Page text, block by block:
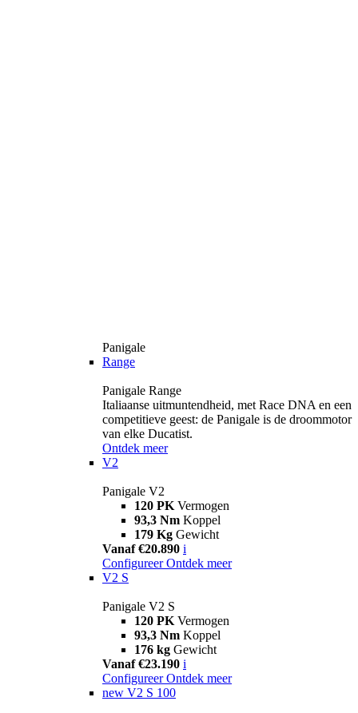
Panigale
Range
Panigale Range
Italiaanse uitmuntendheid, met Race DNA en een
competitieve geest: de Panigale is de droommotor
van elke Ducatist.
Ontdek meer
V2
Panigale V2
120 PK Vermogen
93,3 Nm Koppel
179 Kg Gewicht
Vanaf €20.890 i
Configureer Ontdek meer
V2 S
Panigale V2 S
120 PK Vermogen
93,3 Nm Koppel
176 kg Gewicht
Vanaf €23.190 i
Configureer Ontdek meer
new V2 S 100